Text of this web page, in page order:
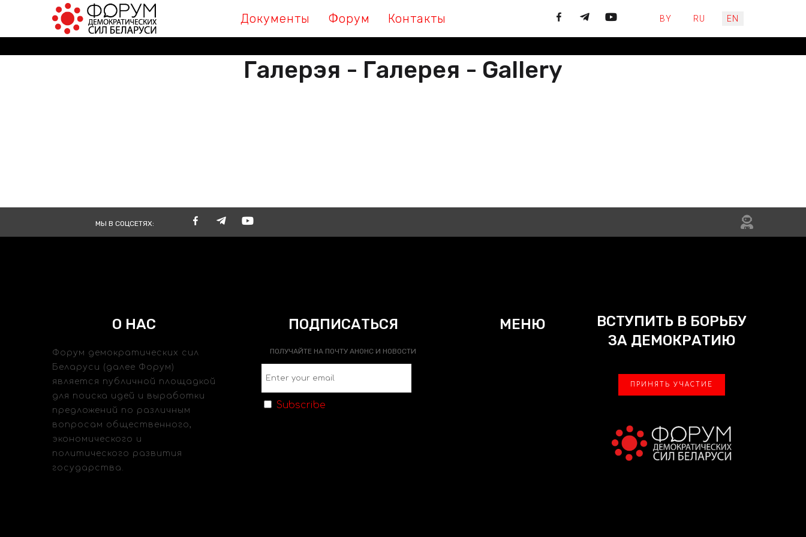
Документы Форум Контакты Select your language
BY RU EN
Галерэя - Галерея - Gallery
МЫ В СОЦСЕТЯХ:
О НАС
Форум демократических сил
Беларуси (далее Форум)
является публичной площадкой
для поиска идей и выработки
предложений по различным
вопросам общественного,
экономического и
политического развития
государства.
ПОДПИСАТЬСЯ
ПОЛУЧАЙТЕ НА ПОЧТУ АНОНС И НОВОСТИ
Subscribe
МЕНЮ
ВСТУПИТЬ В БОРЬБУ
ЗА ДЕМОКРАТИЮ
ПРИНЯТЬ УЧАСТИЕ